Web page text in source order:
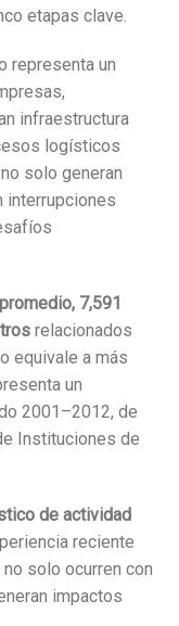
etapas clave.
representa un
infraestructura
logísticos
solo generan
interrupciones
7,591
relacionados
equivale a más
un
2001–2012, de
Instituciones de
de actividad
reciente
solo ocurren con
impactos